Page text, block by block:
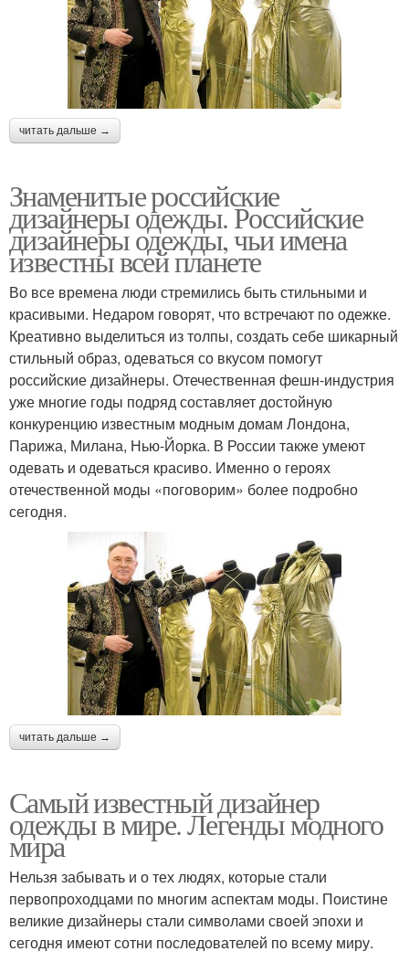
читать дальше →
Знаменитые российские
дизайнеры одежды. Российские
дизайнеры одежды, чьи имена
известны всей планете
Во все времена люди стремились быть стильными и
красивыми. Недаром говорят, что встречают по одежке.
Креативно выделиться из толпы, создать себе шикарный
стильный образ, одеваться со вкусом помогут
российские дизайнеры. Отечественная фешн-индустрия
уже многие годы подряд составляет достойную
конкуренцию известным модным домам Лондона,
Парижа, Милана, Нью-Йорка. В России также умеют
одевать и одеваться красиво. Именно о героях
отечественной моды «поговорим» более подробно
сегодня.
читать дальше →
Самый известный дизайнер
одежды в мире. Легенды модного
мира
Нельзя забывать и о тех людях, которые стали
первопроходцами по многим аспектам моды. Поистине
великие дизайнеры стали символами своей эпохи и
сегодня имеют сотни последователей по всему миру.